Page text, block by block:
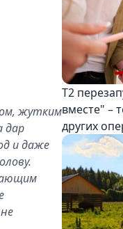
жутким
дар
и даже
Т2
вместе" –
других